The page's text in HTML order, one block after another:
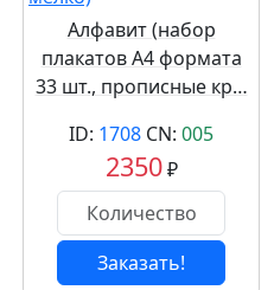
Алфавит (набор
плакатов А4 формата
33 шт., прописные кр…
ID: 1708 CN: 005
2350₽
Заказать!